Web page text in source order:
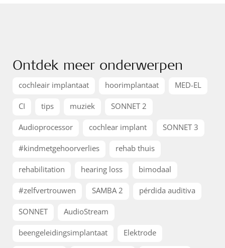
Ontdek meer onderwerpen
cochleair implantaat hoorimplantaat MED-EL
CI tips muziek SONNET 2
Audioprocessor cochlear implant SONNET 3
#kindmetgehoorverlies rehab thuis
rehabilitation hearing loss bimodaal
#zelfvertrouwen SAMBA 2 pérdida auditiva
SONNET AudioStream
beengeleidingsimplantaat Elektrode